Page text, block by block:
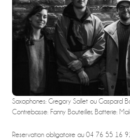
Saxophones: Gregory Sallet ou Gaspard
Contrebasse: Fanny Bouteiller, Batterie:
Reservation obligatoire au 04 76 55 16